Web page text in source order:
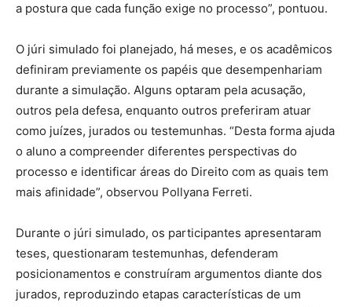
a postura que cada função exige no processo”, pontuou.
O júri simulado foi planejado, há meses, e os acadêmicos
definiram previamente os papéis que desempenhariam
durante a simulação. Alguns optaram pela acusação,
outros pela defesa, enquanto outros preferiram atuar
como juízes, jurados ou testemunhas. “Desta forma ajuda
o aluno a compreender diferentes perspectivas do
processo e identificar áreas do Direito com as quais tem
mais afinidade”, observou Pollyana Ferreti.
Durante o júri simulado, os participantes apresentaram
teses, questionaram testemunhas, defenderam
posicionamentos e construíram argumentos diante dos
jurados, reproduzindo etapas características de um